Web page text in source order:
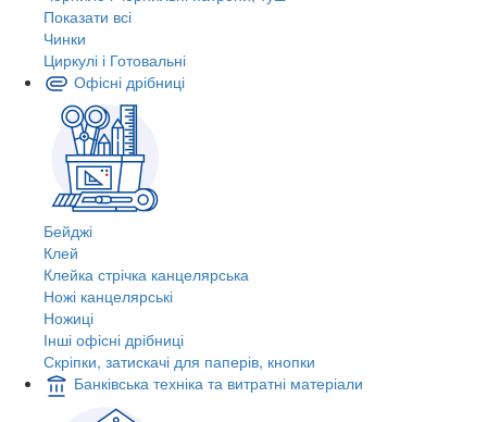
Показати всі
Чинки
Циркулі і Готовальні
Офісні дрібниці
Бейджі
Клей
Клейка стрічка канцелярська
Ножі канцелярські
Ножиці
Інші офісні дрібниці
Скріпки, затискачі для паперів, кнопки
Банківська техніка та витратні матеріали